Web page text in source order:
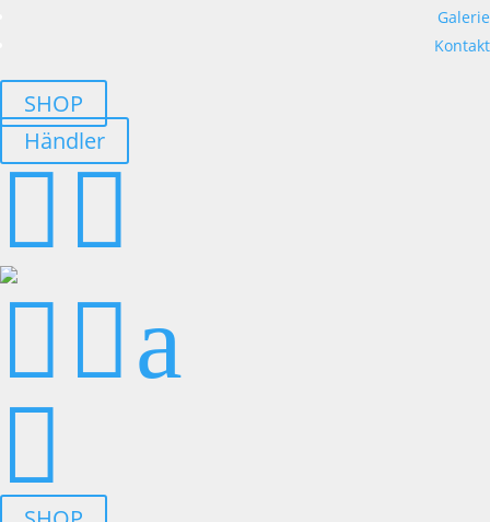
Galerie
Kontakt
SHOP
Händler
 
 a
